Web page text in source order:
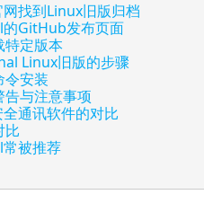
找到Linux旧版归档
GitHub发布页面
特定版本
Linux旧版的步骤
令安装
告与注意事项
通讯软件的对比
比
被推荐